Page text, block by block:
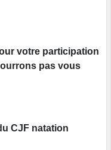
votre participation
pas vous
CJF natation